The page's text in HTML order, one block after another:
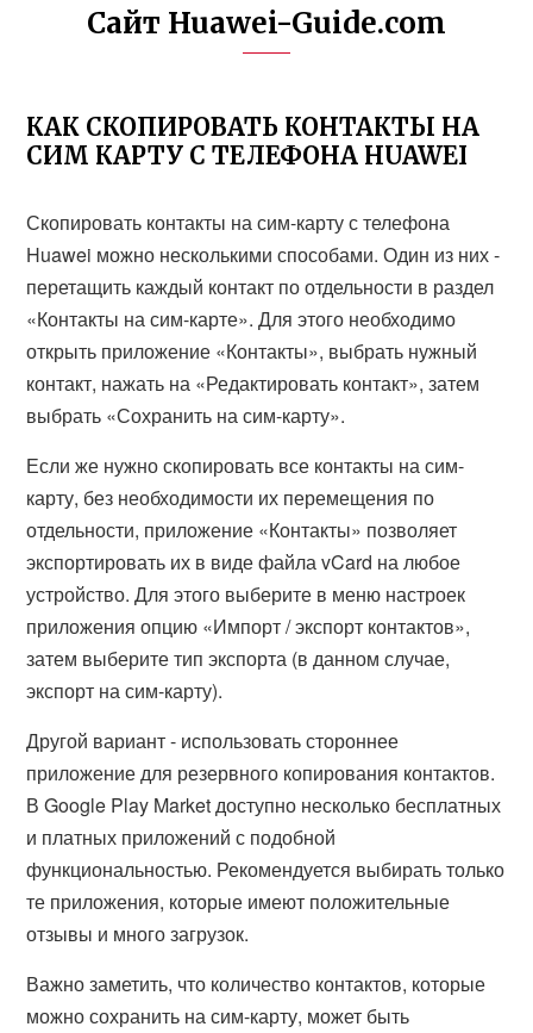
Сайт Huawei-Guide.com
КАК СКОПИРОВАТЬ КОНТАКТЫ НА
СИМ КАРТУ С ТЕЛЕФОНА HUAWEI
Скопировать контакты на сим-карту с телефона
Huawei можно несколькими способами. Один из них -
перетащить каждый контакт по отдельности в раздел
«Контакты на сим-карте». Для этого необходимо
открыть приложение «Контакты», выбрать нужный
контакт, нажать на «Редактировать контакт», затем
выбрать «Сохранить на сим-карту».
Если же нужно скопировать все контакты на сим-
карту, без необходимости их перемещения по
отдельности, приложение «Контакты» позволяет
экспортировать их в виде файла vCard на любое
устройство. Для этого выберите в меню настроек
приложения опцию «Импорт / экспорт контактов»,
затем выберите тип экспорта (в данном случае,
экспорт на сим-карту).
Другой вариант - использовать стороннее
приложение для резервного копирования контактов.
В Google Play Market доступно несколько бесплатных
и платных приложений с подобной
функциональностью. Рекомендуется выбирать только
те приложения, которые имеют положительные
отзывы и много загрузок.
Важно заметить, что количество контактов, которые
можно сохранить на сим-карту, может быть